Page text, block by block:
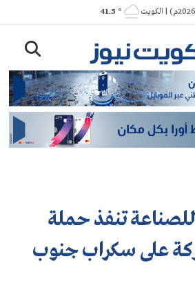
° 41.5
للصناعة تنفذ حملة
على سكراب جنوب